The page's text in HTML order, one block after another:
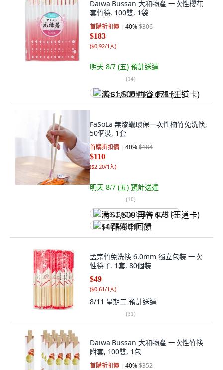
Daiwa Bussan 大和物產 一次性櫻花
套竹筷, 100雙, 1袋
首購折扣價 40%$306
$183
($0.92/1入)
明天 8/7 (五) 預計送達
(14)
满 $1,500 再省 $75 (王道卡)
FaSoLa 無漆蠟環保一次性楠竹免洗筷,
50個裝, 1套
首購折扣價 40%$184
$110
($2.20/1入)
明天 8/7 (五) 預計送達
(10)
满 $1,500 再省 $75 (王道卡)
$4 酷澎幣回饋
孟宗竹免洗筷 6.0mm 獨立包裝 一次
性筷子, 1套, 80個裝
$49
($0.61/1入)
8/11 星期二 預計送達
(31)
Daiwa Bussan 大和物產 一次性竹筷
附套, 100雙, 1包
首購折扣價 40%$352